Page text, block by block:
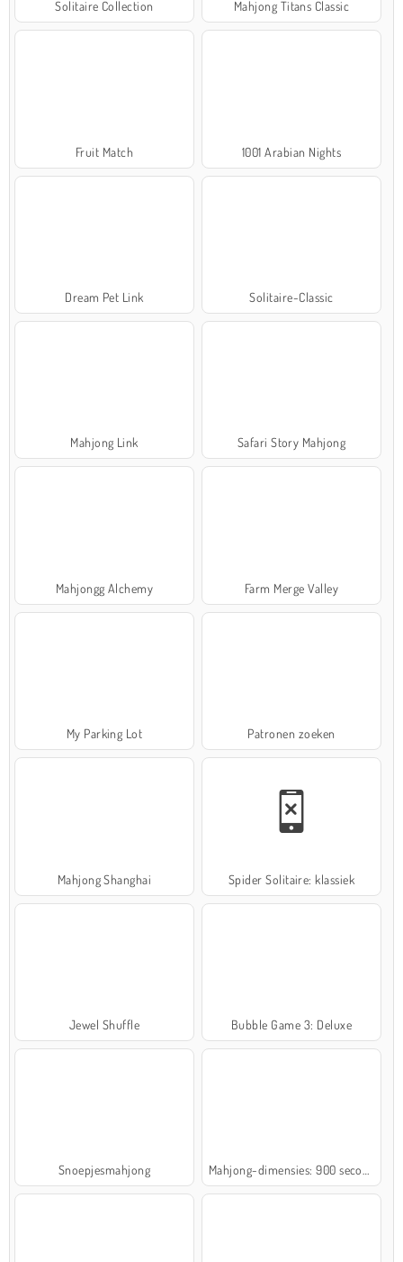
Solitaire Collection Mahjong Titans Classic
Fruit Match 1001 Arabian Nights
Dream Pet Link Solitaire-Classic
Mahjong Link Safari Story Mahjong
Mahjongg Alchemy Farm Merge Valley
My Parking Lot Patronen zoeken
Mahjong Shanghai Spider Solitaire: klassiek
Jewel Shuffle Bubble Game 3: Deluxe
Snoepjesmahjong